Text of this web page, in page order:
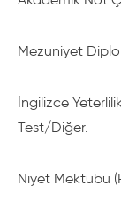
Mezuniyet
İngilizce
Test/Diğer.
Niyet Mektubu